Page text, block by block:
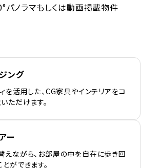
パノラマもしくは動画掲載物件
ング
を活用した、CG家具やインテリアをコ
ただけます。
ー
えながら、お部屋の中を自在に歩き回
ができます。